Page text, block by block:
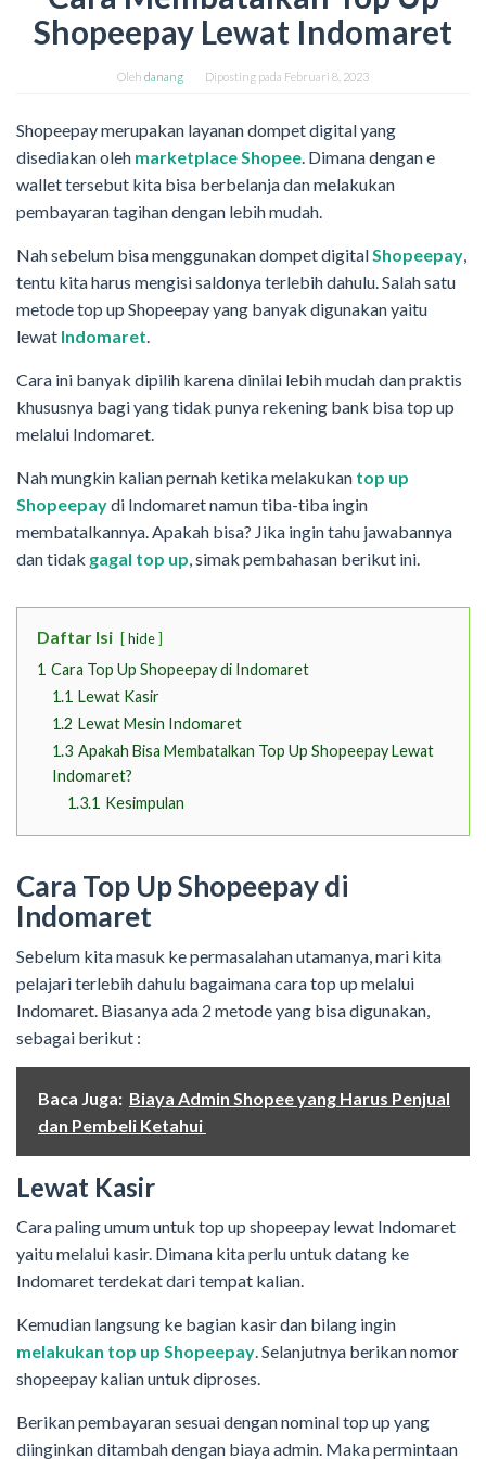
Shopeepay Lewat Indomaret
Oleh danang Diposting pada Februari 8, 2023
Shopeepay merupakan layanan dompet digital yang
disediakan oleh marketplace Shopee. Dimana dengan e
wallet tersebut kita bisa berbelanja dan melakukan
pembayaran tagihan dengan lebih mudah.
Nah sebelum bisa menggunakan dompet digitalShopeepay,
tentu kita harus mengisi saldonya terlebih dahulu. Salah satu
metode top up Shopeepay yang banyak digunakan yaitu
lewat Indomaret.
Cara ini banyak dipilih karena dinilai lebih mudah dan praktis
khususnya bagi yang tidak punya rekening bank bisa top up
melalui Indomaret.
Nah mungkin kalian pernah ketika melakukan top up
Shopeepaydi Indomaret namun tiba-tiba ingin
membatalkannya. Apakah bisa? Jika ingin tahu jawabannya
dan tidak gagal top up, simak pembahasan berikut ini.
Daftar Isi hide
1 Cara Top Up Shopeepay di Indomaret
1.1 Lewat Kasir
1.2 Lewat Mesin Indomaret
1.3 Apakah Bisa Membatalkan Top Up Shopeepay Lewat
Indomaret?
1.3.1 Kesimpulan
Cara Top Up Shopeepay di
Indomaret
Sebelum kita masuk ke permasalahan utamanya, mari kita
pelajari terlebih dahulu bagaimana cara top up melalui
Indomaret. Biasanya ada 2 metode yang bisa digunakan,
sebagai berikut :
Baca Juga: Biaya Admin Shopee yang Harus Penjual
dan Pembeli Ketahui
Lewat Kasir
Cara paling umum untuk top up shopeepay lewat Indomaret
yaitu melalui kasir. Dimana kita perlu untuk datang ke
Indomaret terdekat dari tempat kalian.
Kemudian langsung ke bagian kasir dan bilang ingin
melakukan top up Shopeepay. Selanjutnya berikan nomor
shopeepay kalian untuk diproses.
Berikan pembayaran sesuai dengan nominal top up yang
diinginkan ditambah dengan biaya admin. Maka permintaan